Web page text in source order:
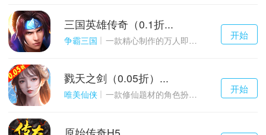
千百度h5
游戏
开始
三国英雄传奇（0.1折...
争霸三国 一款精心制作的万人即时战斗SLG三国手游
千百度h5
游戏
开始
戮天之剑（0.05折）...
唯美仙侠 一款修仙题材的角色扮演养成手游